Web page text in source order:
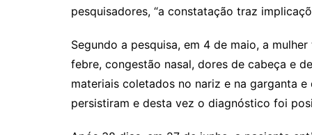
pesquisadores, “a constatação traz
Segundo a pesquisa, em 4 de maio, a
febre, congestão nasal, dores de cabeça e
materiais coletados no nariz e na garganta
persistiram e desta vez o diagnóstico foi